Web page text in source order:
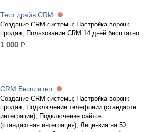
Тест драйв CRM
Создание CRM системы; Настройка воронк
продаж; Пользование CRM 14 дней бесплатно
1 000 р.
CRM Бесплатно
Создание CRM системы; Настройка воронк
продаж; Подключение телефонии (стандартн
интеграции); Подключение сайтов
(стандартная интеграция); Лицензия на 50